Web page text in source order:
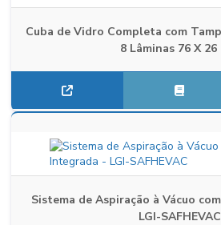
Cuba de Vidro Completa com
8 Lâminas 76 X 26
Sistema de Aspiração à Vácuo
LGI-SAFHEVAC